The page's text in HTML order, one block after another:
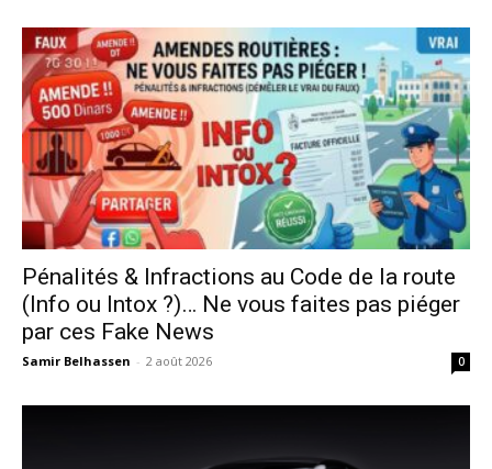
Pénalités & Infractions au Code de la route
(Info ou Intox ?)… Ne vous faites pas piéger
par ces Fake News
Samir Belhassen - 2 août 2026 0